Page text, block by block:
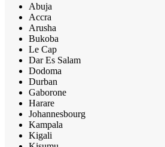
Abuja
Accra
Arusha
Bukoba
Le Cap
Dar Es Salam
Dodoma
Durban
Gaborone
Harare
Johannesbourg
Kampala
Kigali